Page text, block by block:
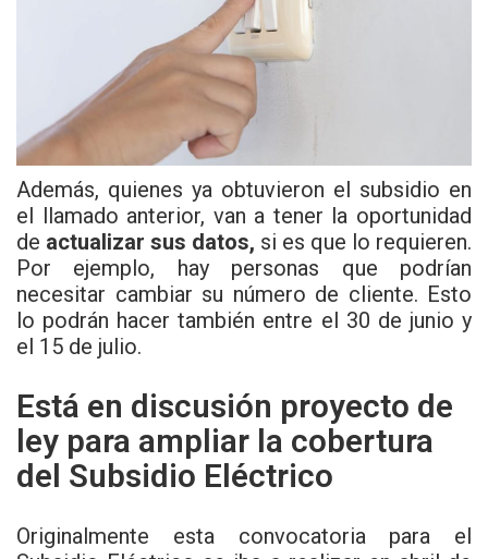
Además, quienes ya obtuvieron el subsidio en
el llamado anterior, van a tener la oportunidad
de actualizar sus datos, si es que lo requieren.
Por ejemplo, hay personas que podrían
necesitar cambiar su número de cliente. Esto
lo podrán hacer también entre el 30 de junio y
el 15 de julio.
Está en discusión proyecto de
ley para ampliar la cobertura
del Subsidio Eléctrico
Originalmente esta convocatoria para el